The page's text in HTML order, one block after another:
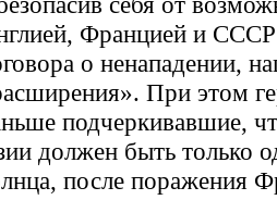
Францией и
о ненападении,
При этом
подчеркивавшие,
должен быть только
после поражения